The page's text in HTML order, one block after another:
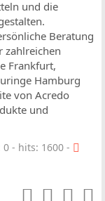
und die
Beratung
zahlreichen
Frankfurt,
Hamburg
von Acredo
und
- hits: 1600 -